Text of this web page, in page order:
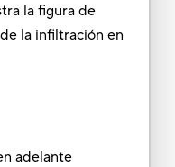
la figura de
la infiltración en
adelante